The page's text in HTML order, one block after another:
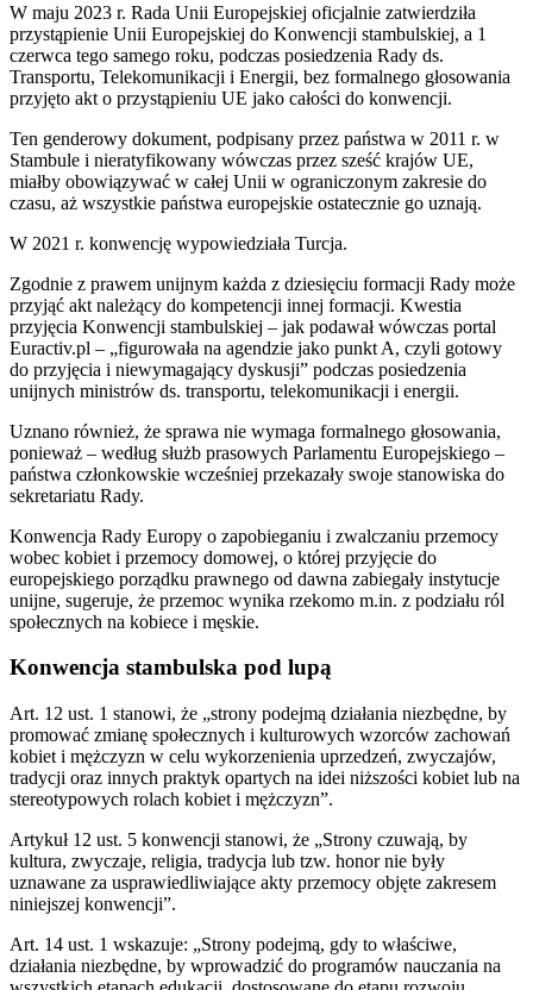
W maju 2023 r. Rada Unii Europejskiej oficjalnie zatwierdziła
przystąpienie Unii Europejskiej do Konwencji stambulskiej, a 1
czerwca tego samego roku, podczas posiedzenia Rady ds.
Transportu, Telekomunikacji i Energii, bez formalnego głosowania
przyjęto akt o przystąpieniu UE jako całości do konwencji.
Ten genderowy dokument, podpisany przez państwa w 2011 r. w
Stambule i nieratyfikowany wówczas przez sześć krajów UE,
miałby obowiązywać w całej Unii w ograniczonym zakresie do
czasu, aż wszystkie państwa europejskie ostatecznie go uznają.
W 2021 r. konwencję wypowiedziała Turcja.
Zgodnie z prawem unijnym każda z dziesięciu formacji Rady może
przyjąć akt należący do kompetencji innej formacji. Kwestia
przyjęcia Konwencji stambulskiej – jak podawał wówczas portal
Euractiv.pl – „figurowała na agendzie jako punkt A, czyli gotowy
do przyjęcia i niewymagający dyskusji” podczas posiedzenia
unijnych ministrów ds. transportu, telekomunikacji i energii.
Uznano również, że sprawa nie wymaga formalnego głosowania,
ponieważ – według służb prasowych Parlamentu Europejskiego –
państwa członkowskie wcześniej przekazały swoje stanowiska do
sekretariatu Rady.
Konwencja Rady Europy o zapobieganiu i zwalczaniu przemocy
wobec kobiet i przemocy domowej, o której przyjęcie do
europejskiego porządku prawnego od dawna zabiegały instytucje
unijne, sugeruje, że przemoc wynika rzekomo m.in. z podziału ról
społecznych na kobiece i męskie.
Konwencja stambulska pod lupą
Art. 12 ust. 1 stanowi, że „strony podejmą działania niezbędne, by
promować zmianę społecznych i kulturowych wzorców zachowań
kobiet i mężczyzn w celu wykorzenienia uprzedzeń, zwyczajów,
tradycji oraz innych praktyk opartych na idei niższości kobiet lub na
stereotypowych rolach kobiet i mężczyzn”.
Artykuł 12 ust. 5 konwencji stanowi, że „Strony czuwają, by
kultura, zwyczaje, religia, tradycja lub tzw. honor nie były
uznawane za usprawiedliwiające akty przemocy objęte zakresem
niniejszej konwencji”.
Art. 14 ust. 1 wskazuje: „Strony podejmą, gdy to właściwe,
działania niezbędne, by wprowadzić do programów nauczania na